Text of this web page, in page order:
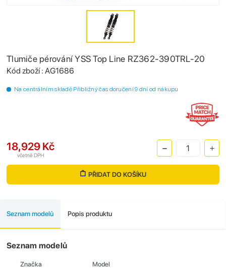
Tlumiče pérování YSS Top Line RZ362-390TRL-20
Kód zboží : AG1686
Na centrálním skladě Přibližný čas doručení 9 dní od nákupu
18,929 Kč
včetně DPH
PŘIDAT DO KOŠÍKU
Seznam modelů Popis produktu
Seznam modelů
Značka Model